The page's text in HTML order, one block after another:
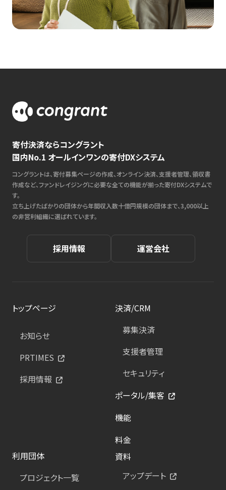
寄付決済ならコングラント
国内No.1 オールインワンの寄付DXシステム
コングラントは、寄付募集ページの作成、オンライン決済、支援者管理、領収書
作成など、ファンドレイジングに必要な全ての機能が揃った寄付DXシステムで
す。
立ち上げたばかりの団体から年間収入数十億円規模の団体まで、3,000以上
の非営利組織に選ばれています。
採用情報 運営会社
トップページ
お知らせ
PRTIMES
採用情報
決済/CRM
募集決済
支援者管理
セキュリティ
ポータル/集客
機能
料金
利用団体
プロジェクト一覧
資料
アップデート